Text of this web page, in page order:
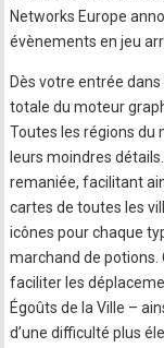
Networks Europe
évènements en jeu
Dès votre entrée
totale du moteur
Toutes les régions du
leurs moindres
remaniée, facilitant
cartes de toutes les
icônes pour chaque
marchand de potions.
faciliter les
Égoûts de la Ville –
d’une difficulté plus